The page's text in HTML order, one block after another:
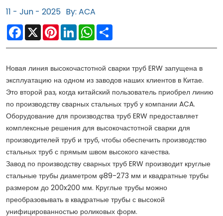
11 - Jun - 2025 By: ACA
Facebook
X PinterestLinkedInWhatsApp
Новая линия высокочастотной сварки труб ERW запущена в
эксплуатацию на одном из заводов наших клиентов в Китае.
Это второй раз, когда китайский пользователь приобрел линию
по производству сварных стальных труб у компании ACA.
Оборудование для производства труб ERW предоставляет
комплексные решения для высокочастотной сварки для
производителей труб и труб, чтобы обеспечить производство
стальных труб с прямым швом высокого качества.
Завод по производству сварных труб ERW производит круглые
стальные трубы диаметром φ89-273 мм и квадратные трубы
размером до 200x200 мм. Круглые трубы можно
преобразовывать в квадратные трубы с высокой
унифицированностью роликовых форм.